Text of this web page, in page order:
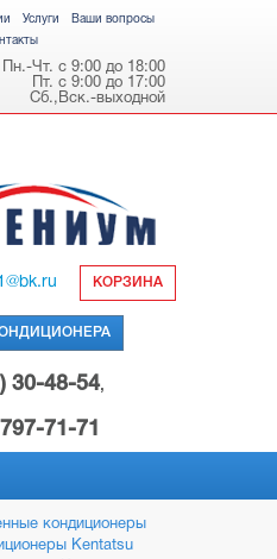
Услуги
Ваши вопросы
Пн.-Чт. с 9:00 до 18:00
Пт. с 9:00 до 17:00
Сб.,Вск.-выходной
КОРЗИНА
30-48-54,
71-71
кондиционеры
Kentatsu